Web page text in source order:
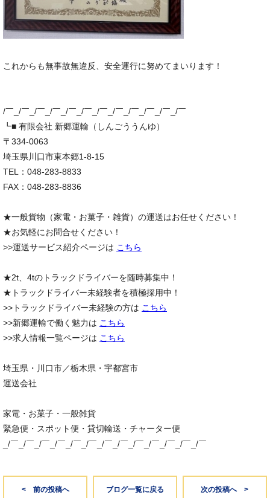
これからも無事故無違反、安全運行に努めてまいります！
/￣_/￣_/￣_/￣_/￣_/￣_/￣_/￣_/￣_/￣_/￣_/￣
┗■ 有限会社 新郷運輸（しんごううんゆ）
〒334-0063
埼玉県川口市東本郷1-8-15
TEL：048-283-8833
FAX：048-283-8836
★一般貨物（家電・お菓子・雑貨）の運送はお任せください！
★お気軽にお問合せください！
>>運送サービス紹介ページは こちら
★2t、4tのトラックドライバーを随時募集中！
★トラックドライバー未経験者を積極採用中！
>>トラックドライバー未経験の方は こちら
>>新郷運輸で働く魅力は こちら
>>求人情報一覧ページは こちら
埼玉県・川口市／栃木県・宇都宮市
運送会社
家電・お菓子・一般雑貨
緊急便・スポット便・貸切輸送・チャーター便
_/￣_/￣_/￣_/￣_/￣_/￣_/￣_/￣_/￣_/￣_/￣_/￣_/￣
< 前の投稿へ ブログ一覧に戻る 次の投稿へ >